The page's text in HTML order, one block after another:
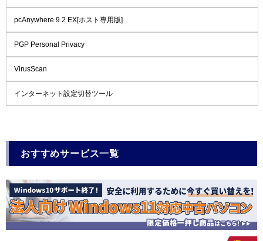
pcAnywhere 9.2 EX[ホスト専用版]
PGP Personal Privacy
VirusScan
インターネット設定切替ツール
おすすめサービス一覧